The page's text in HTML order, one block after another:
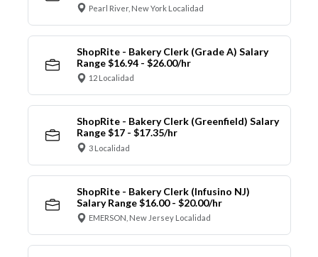
Pearl River, New York Localidad
ShopRite - Bakery Clerk (Grade A) Salary
Range $16.94 - $26.00/hr
12 Localidad
ShopRite - Bakery Clerk (Greenfield) Salary
Range $17 - $17.35/hr
3 Localidad
ShopRite - Bakery Clerk (Infusino NJ)
Salary Range $16.00 - $20.00/hr
EMERSON, New Jersey Localidad